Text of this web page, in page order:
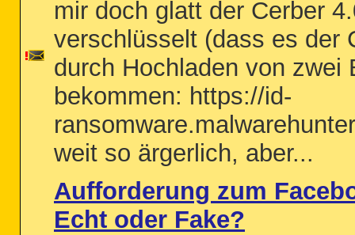
mir doch glatt der Cerber
verschlüsselt (dass es der
durch Hochladen von zwei
bekommen: https://id-
weit so ärgerlich, aber...
Aufforderung zum
Echt oder Fake?